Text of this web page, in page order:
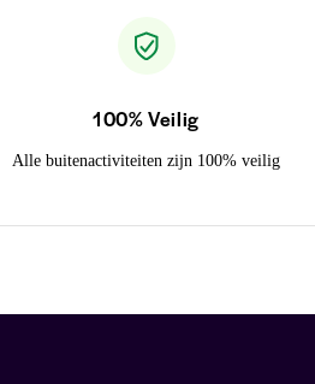
100% Veilig
Alle buitenactiviteiten zijn 100% veilig